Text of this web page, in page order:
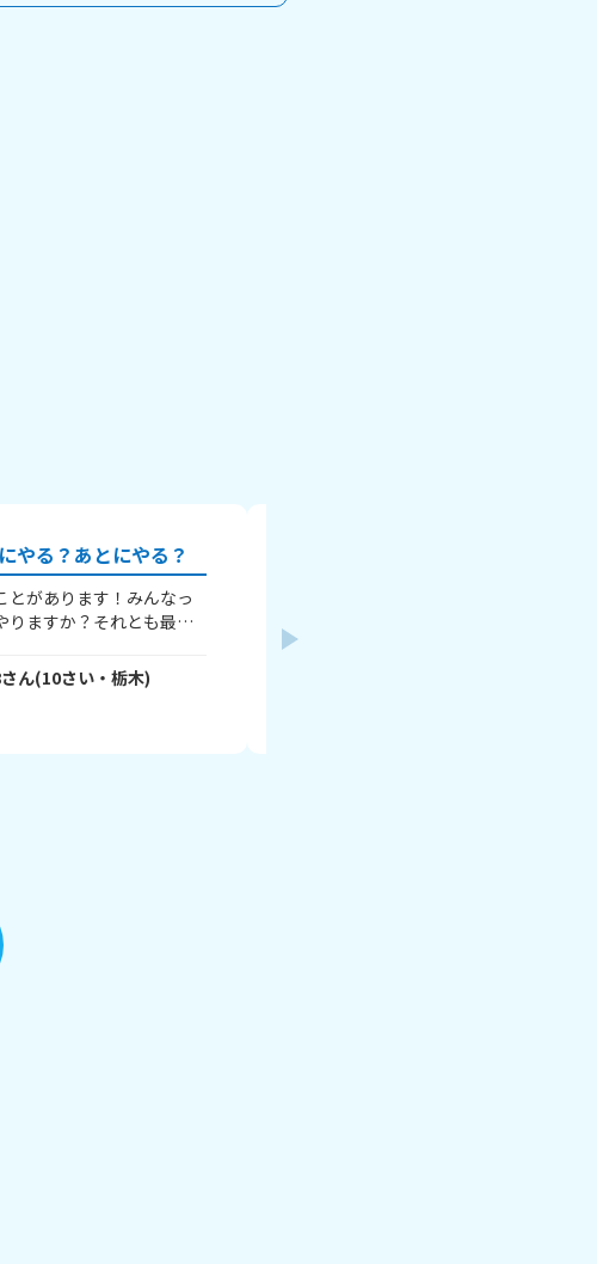
やる？あとにやる？
とがあります！みんなっ
りますか？それとも最初
きたいです！よかったら
！
さん(10さい・栃木)
けど家族からはめっちゃ難しいところに